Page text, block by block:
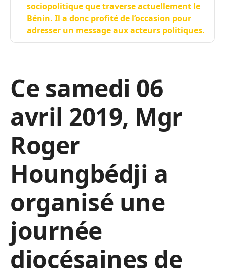
sociopolitique que traverse actuellement le
Bénin. Il a donc profité de l’occasion pour
adresser un message aux acteurs politiques.
Ce samedi 06
avril 2019, Mgr
Roger
Houngbédji a
organisé une
journée
diocésaines de